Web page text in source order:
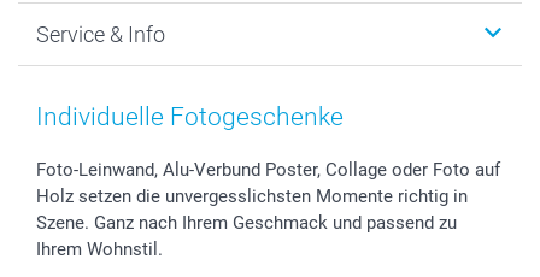
Fotoabzüge, Fotos als Buch & Poster
Zubehör & Material
Foto-Kalender & Agenden
Sticker & Etiketten
Geschenk-Gutscheine (PDF)
Datenschutz
AGB
Presse
Partnerprogramme
Investor Relations
B2B smartbusiness
Neujahr
Muttertag
Kommunion & Konfirmation
Hochzeit
Geburtstag
Geburt
Service & Info
Preise und Versandkosten
48h Lieferung
Zahlungsmöglichkeiten
Anmelden /Registrieren
Sitemap
Individuelle Fotogeschenke
Foto-Leinwand, Alu-Verbund Poster, Collage oder Foto auf
Holz setzen die unvergesslichsten Momente richtig in
Szene. Ganz nach Ihrem Geschmack und passend zu
Ihrem Wohnstil.